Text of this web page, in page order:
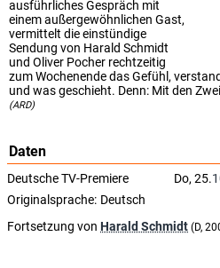
ausführliches Gespräch mit
einem außergewöhnlichen Gast,
vermittelt die einstündige
Sendung von Harald Schmidt
und Oliver Pocher rechtzeitig
zum Wochenende das Gefühl,
und was geschieht. Denn: Mit den
(ARD)
Daten
Deutsche TV-Premiere Do, 25.
Originalsprache: Deutsch
Fortsetzung von Harald Schmidt (D,